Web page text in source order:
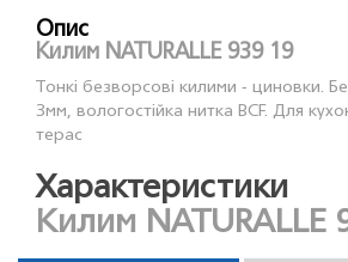
Опис
Килим NATURALLE 939 19
Тонкі безворсові килими - циновки.
3мм, вологостійка нитка BCF. Для
терас
Характеристики
Килим NATURALLE